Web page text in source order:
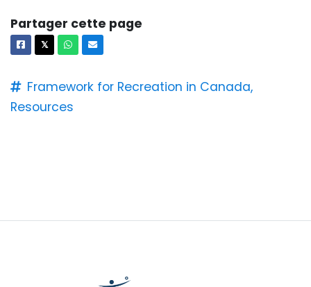
Partager cette page
Facebook
𝕏X Whatsapp
Courriel
Framework for Recreation in Canada,
Resources